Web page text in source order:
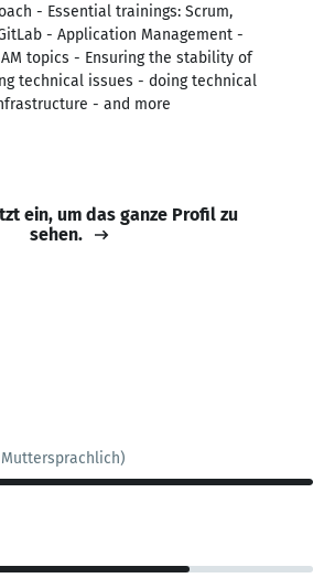
- Essential trainings: Scrum,
- Application Management -
topics - Ensuring the stability of
technical issues - doing technical
- and more
ein, um das ganze Profil zu
sehen.